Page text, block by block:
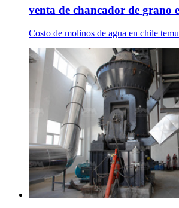
venta de chancador de grano
Costo de molinos de agua en chile